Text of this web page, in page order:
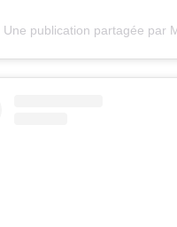
Une publication partagée par